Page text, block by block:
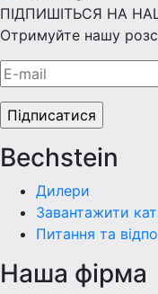
ПІДПИШІТЬСЯ НА
Отримуйте нашу
Bechstein
Дилери
Завантажити
Питання та
Наша фiрма